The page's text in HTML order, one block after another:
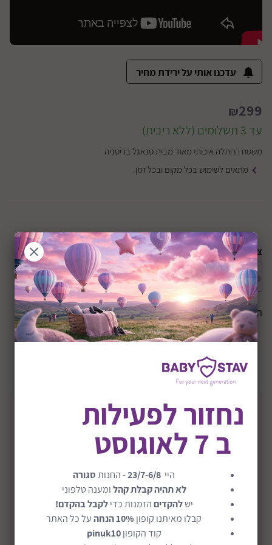
עדכנו אותי על ירידת מחיר
₪299
עד 3 תשלומים (ללא ריבית)
משטח החתלה איכותי מאוד מבית סנאגל בריטניה
מתאים לשימוש בכל מקום ובכל זמן.
צבע:
הצבע הנבחר: אפור
תיאור המוצר
משטח החתלה דגם Squishy Changing Mat
משטח החתלה איכותי ויוקרתי מבית סנאגל בריטניה
ניתן להשתמש במשטח ההחתלה בצורה עצמאית בכל מקום
בבית, בנסיעות או סתם בשימוש על שידת ההחתלה - בכל
מקום שתזדקקו לו המשטח יהיה שם.
המשטח כולל דפנות גבוהות למניעת התגלגלות של התינוק
נחזור לפעילות
ב 7 לאוגוסט
היי 23/7-6/8- החנותסגורה
לא תהיה קבלת קהלומענה טלפוני
ישלהקדיםהזמנות כדילקבל בהקדם!
קבלו מאיתנו קופון 10% הנחה
על כל האתר
קוד הקופוןpinuk10